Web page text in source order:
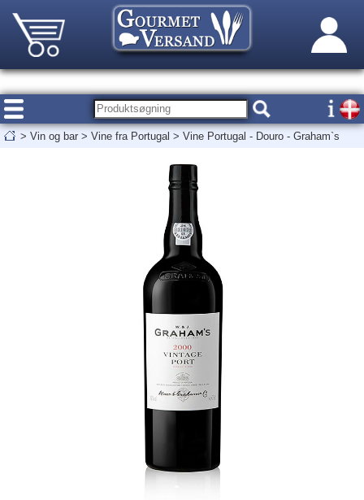
> Vin og bar > Vine fra Portugal > Vine Portugal - Douro - Graham`s